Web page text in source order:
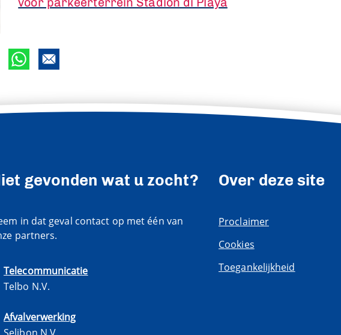
gevonden wat u zocht?
in dat geval contact op met één van
partners.
Telecommunicatie
Telbo N.V.
Afvalverwerking
Over deze site
Proclaimer
Cookies
Toegankelijkheid